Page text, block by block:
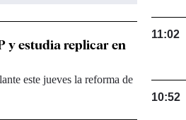
y estudia replicar en
este jueves la reforma de
11:02
10:52